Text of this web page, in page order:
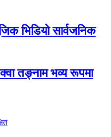
भिडियो सार्वजनिक
तङ्नाम भव्य रूपमा